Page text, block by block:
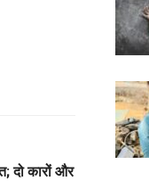
दो कारों और